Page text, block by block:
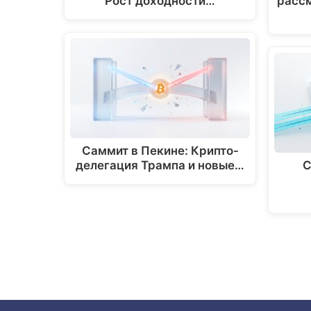
Саммит в Пекине: Крипто-
делегация Трампа и новые…